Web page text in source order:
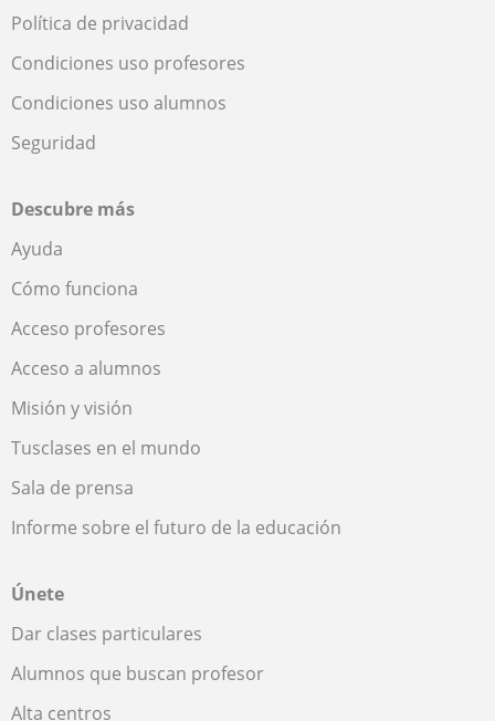
Política de privacidad
Condiciones uso profesores
Condiciones uso alumnos
Seguridad
Descubre más
Ayuda
Cómo funciona
Acceso profesores
Acceso a alumnos
Misión y visión
Tusclases en el mundo
Sala de prensa
Informe sobre el futuro de la educación
Únete
Dar clases particulares
Alumnos que buscan profesor
Alta centros